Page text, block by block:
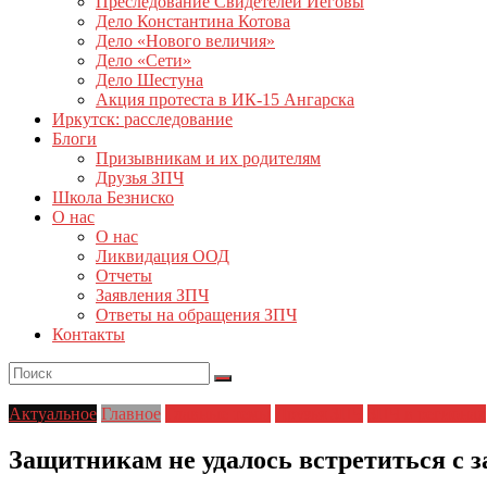
Дело Константина Котова
Дело «Нового величия»
Дело «Сети»
Дело Шестуна
Акция протеста в ИК-15 Ангарска
Иркутск: расследование
Блоги
Призывникам и их родителям
Друзья ЗПЧ
Школа Безниско
О нас
О нас
Ликвидация ООД
Отчеты
Заявления ЗПЧ
Ответы на обращения ЗПЧ
Контакты
Актуальное Главное
Защитникам не удалось встретиться с